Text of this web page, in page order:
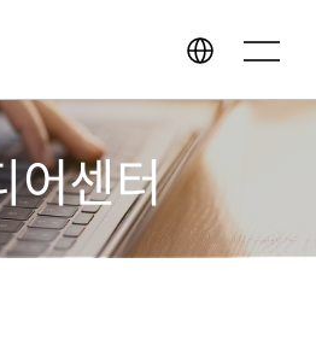
사업영역
바이오에너지
어센터